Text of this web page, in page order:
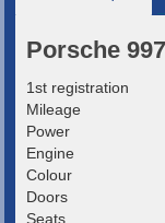
Porsche 997
1st registration
Mileage
Power
Engine
Colour
Doors
Seats